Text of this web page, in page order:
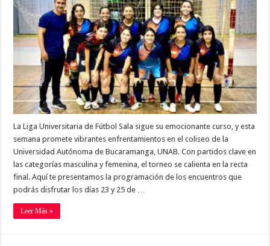
La Liga Universitaria de Fútbol Sala sigue su emocionante curso, y esta
semana promete vibrantes enfrentamientos en el coliseo de la
Universidad Autónoma de Bucaramanga, UNAB. Con partidos clave en
las categorías masculina y femenina, el torneo se calienta en la recta
final. Aquí te presentamos la programación de los encuentros que
podrás disfrutar los días 23 y 25 de …
Leer Más »